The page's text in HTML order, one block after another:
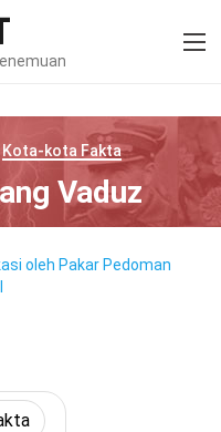
Kota-kota Fakta
Vaduz
oleh Pakar Pedoman